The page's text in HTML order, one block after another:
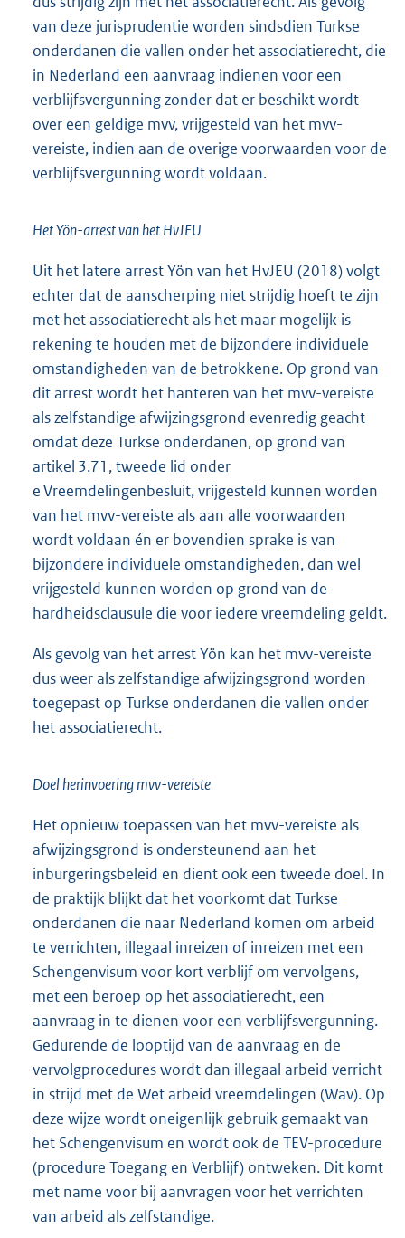
van deze jurisprudentie worden sindsdien Turkse
onderdanen die vallen onder het associatierecht, die
in Nederland een aanvraag indienen voor een
verblijfsvergunning zonder dat er beschikt wordt
over een geldige mvv, vrijgesteld van het mvv-
vereiste, indien aan de overige voorwaarden voor de
verblijfsvergunning wordt voldaan.
Het Yön-arrest van het HvJEU
Uit het latere arrest Yön van het HvJEU (2018) volgt
echter dat de aanscherping niet strijdig hoeft te zijn
met het associatierecht als het maar mogelijk is
rekening te houden met de bijzondere individuele
omstandigheden van de betrokkene. Op grond van
dit arrest wordt het hanteren van het mvv-vereiste
als zelfstandige afwijzingsgrond evenredig geacht
omdat deze Turkse onderdanen, op grond van
artikel 3.71, tweede lid onder
e Vreemdelingenbesluit, vrijgesteld kunnen worden
van het mvv-vereiste als aan alle voorwaarden
wordt voldaan én er bovendien sprake is van
bijzondere individuele omstandigheden, dan wel
vrijgesteld kunnen worden op grond van de
hardheidsclausule die voor iedere vreemdeling geldt.
Als gevolg van het arrest Yön kan het mvv-vereiste
dus weer als zelfstandige afwijzingsgrond worden
toegepast op Turkse onderdanen die vallen onder
het associatierecht.
Doel herinvoering mvv-vereiste
Het opnieuw toepassen van het mvv-vereiste als
afwijzingsgrond is ondersteunend aan het
inburgeringsbeleid en dient ook een tweede doel. In
de praktijk blijkt dat het voorkomt dat Turkse
onderdanen die naar Nederland komen om arbeid
te verrichten, illegaal inreizen of inreizen met een
Schengenvisum voor kort verblijf om vervolgens,
met een beroep op het associatierecht, een
aanvraag in te dienen voor een verblijfsvergunning.
Gedurende de looptijd van de aanvraag en de
vervolgprocedures wordt dan illegaal arbeid verricht
in strijd met de Wet arbeid vreemdelingen (Wav). Op
deze wijze wordt oneigenlijk gebruik gemaakt van
het Schengenvisum en wordt ook de TEV-procedure
(procedure Toegang en Verblijf) ontweken. Dit komt
met name voor bij aanvragen voor het verrichten
van arbeid als zelfstandige.